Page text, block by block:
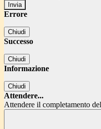
Errore
Chiudi
Successo
Chiudi
Informazione
Chiudi
Attendere...
Attendere il completamento